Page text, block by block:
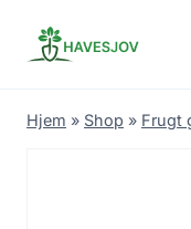
Hjem » Shop » Frugt